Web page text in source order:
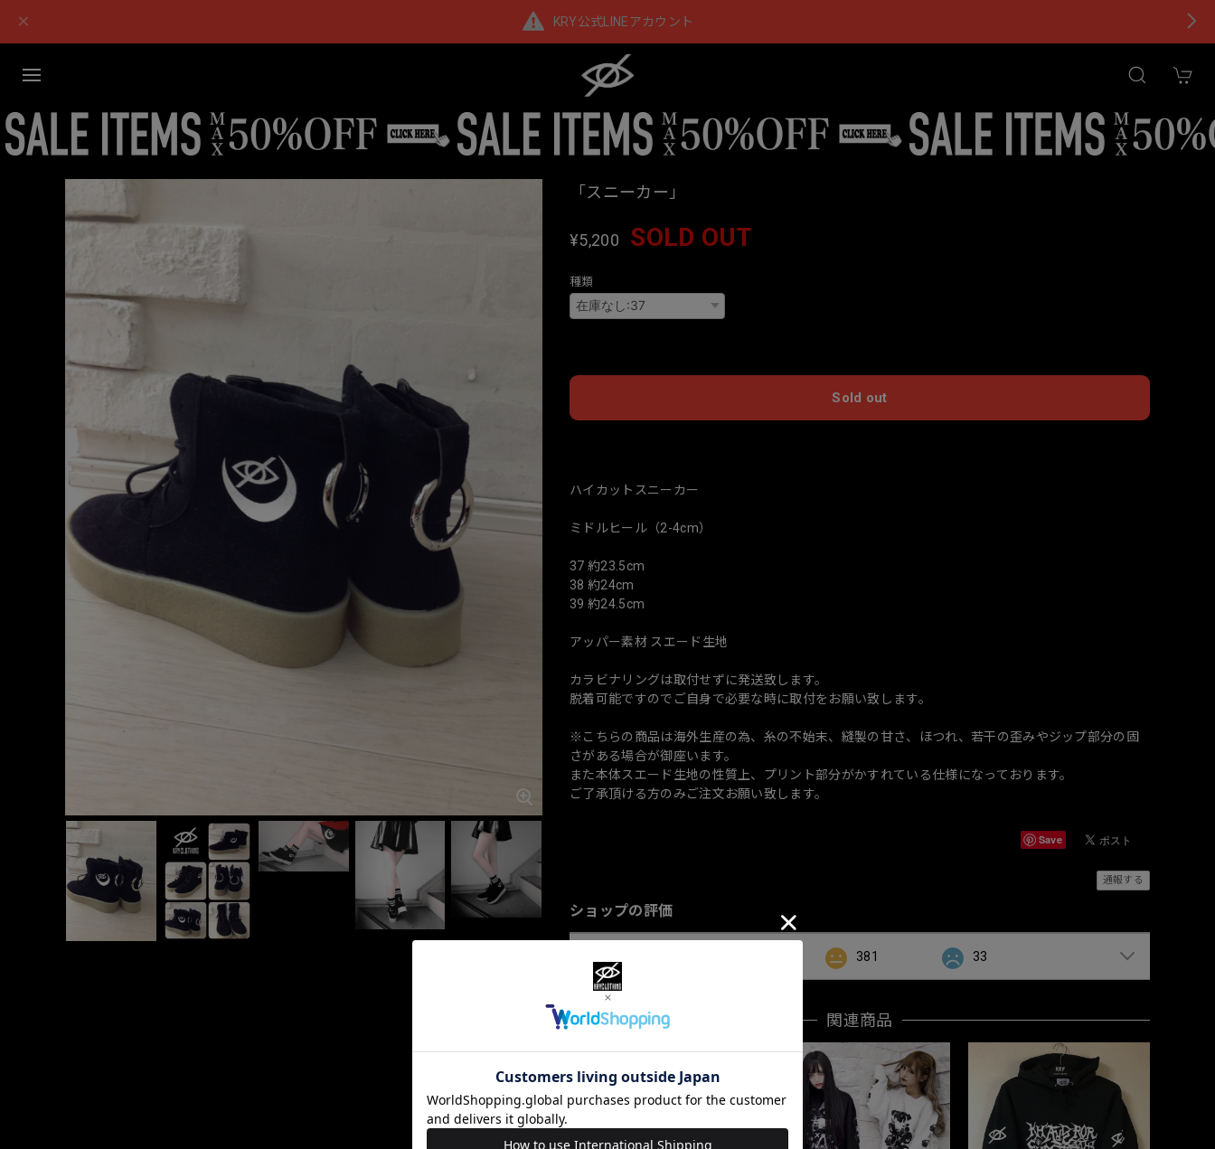
KRY公式LINEアカウント
「スニーカー」
¥5,200 SOLD OUT
種類
Sold out
ハイカットスニーカー
ミドルヒール（2-4cm）
37 約23.5cm
38 約24cm
39 約24.5cm
アッパー素材 スエード生地
カラビナリングは取付せずに発送致します。
脱着可能ですのでご自身で必要な時に取付をお願い致します。
※こちらの商品は海外生産の為、糸の不始末、縫製の甘さ、ほつれ、若干の歪みやジップ部分の固
さがある場合が御座います。
また本体スエード生地の性質上、プリント部分がかすれている仕様になっております。
ご了承頂ける方のみご注文お願い致します。
Save
通報する
ショップの評価
381 33
関連商品